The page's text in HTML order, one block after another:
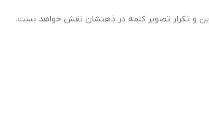
و تکرار تصویر کلمه در ذهنشان نقش خواهد بست.